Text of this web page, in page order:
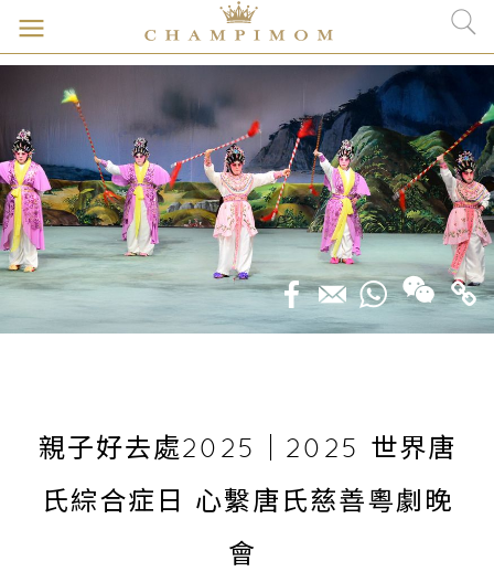
親子好去處2025｜2025 世界唐
氏綜合症日 心繫唐氏慈善粵劇晚
會